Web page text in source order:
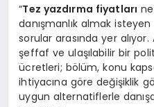
“Tez yazdırma fiyatları
danışmanlık almak
sorular arasında yer
şeffaf ve ulaşılabilir bir
ücretleri; bölüm, konu
ihtiyacına göre değişiklik
uygun alternatiflerle